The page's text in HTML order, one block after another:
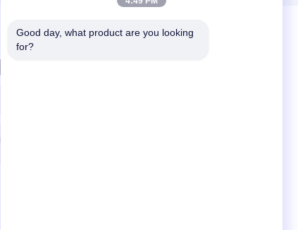
남겨주세요
Good day, what product are you looking
for?